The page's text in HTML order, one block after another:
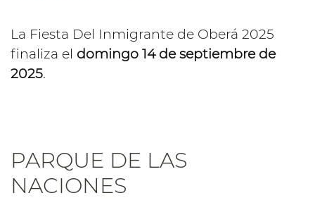
La Fiesta Del Inmigrante de Oberá 2025
finaliza el domingo 14 de septiembre de
2025.
PARQUE DE LAS
NACIONES